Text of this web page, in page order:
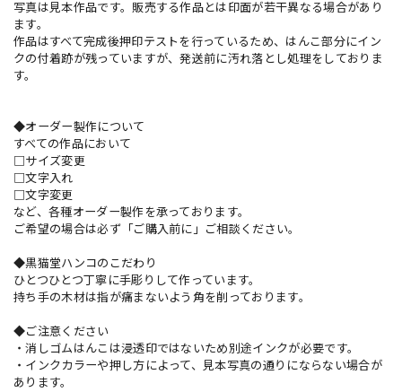
写真は見本作品です。販売する作品とは印面が若干異なる場合があり
ます。
作品はすべて完成後押印テストを行っているため、はんこ部分にイン
クの付着跡が残っていますが、発送前に汚れ落とし処理をしておりま
す。
◆オーダー製作について
すべての作品において
□サイズ変更
□文字入れ
□文字変更
など、各種オーダー製作を承っております。
ご希望の場合は必ず「ご購入前に」ご相談ください。
◆黒猫堂ハンコのこだわり
ひとつひとつ丁寧に手彫りして作っています。
持ち手の木材は指が痛まないよう角を削っております。
◆ご注意ください
・消しゴムはんこは浸透印ではないため別途インクが必要です。
・インクカラーや押し方によって、見本写真の通りにならない場合が
あります。